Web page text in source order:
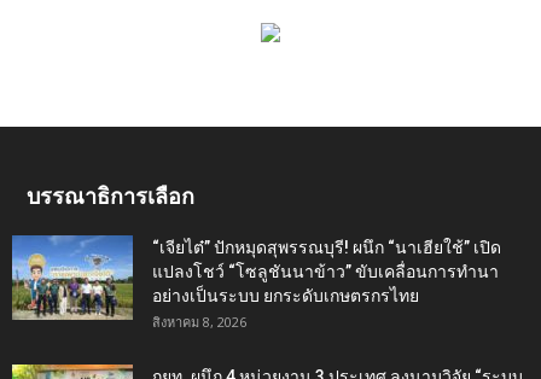
บรรณาธิการเลือก
“เจียไต๋” ปักหมุดสุพรรณบุรี! ผนึก “นาเฮียใช้” เปิด
แปลงโชว์ “โซลูชันนาข้าว” ขับเคลื่อนการทำนา
อย่างเป็นระบบ ยกระดับเกษตรกรไทย
สิงหาคม 8, 2026